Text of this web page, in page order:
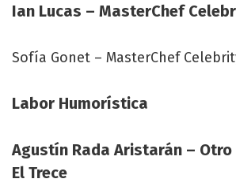
Ian Lucas – MasterChef
Sofía Gonet – MasterChef
Labor Humorística
Agustín Rada Aristarán –
El Trece